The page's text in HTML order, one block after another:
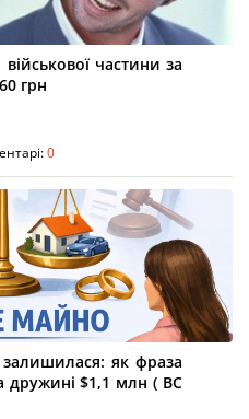
частини за
грн
0
як фраза
дружині $1,1 млн ( ВС